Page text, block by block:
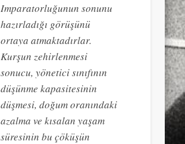
Imparatorluğunun sonunu
hazırladığı görüşünü
ortaya atmaktadırlar.
Kurşun zehirlenmesi
sonucu, yönetici sınıfının
düşünme kapasitesinin
düşmesi, doğum oranındaki
azalma ve kısalan yaşam
süresinin bu çöküşün